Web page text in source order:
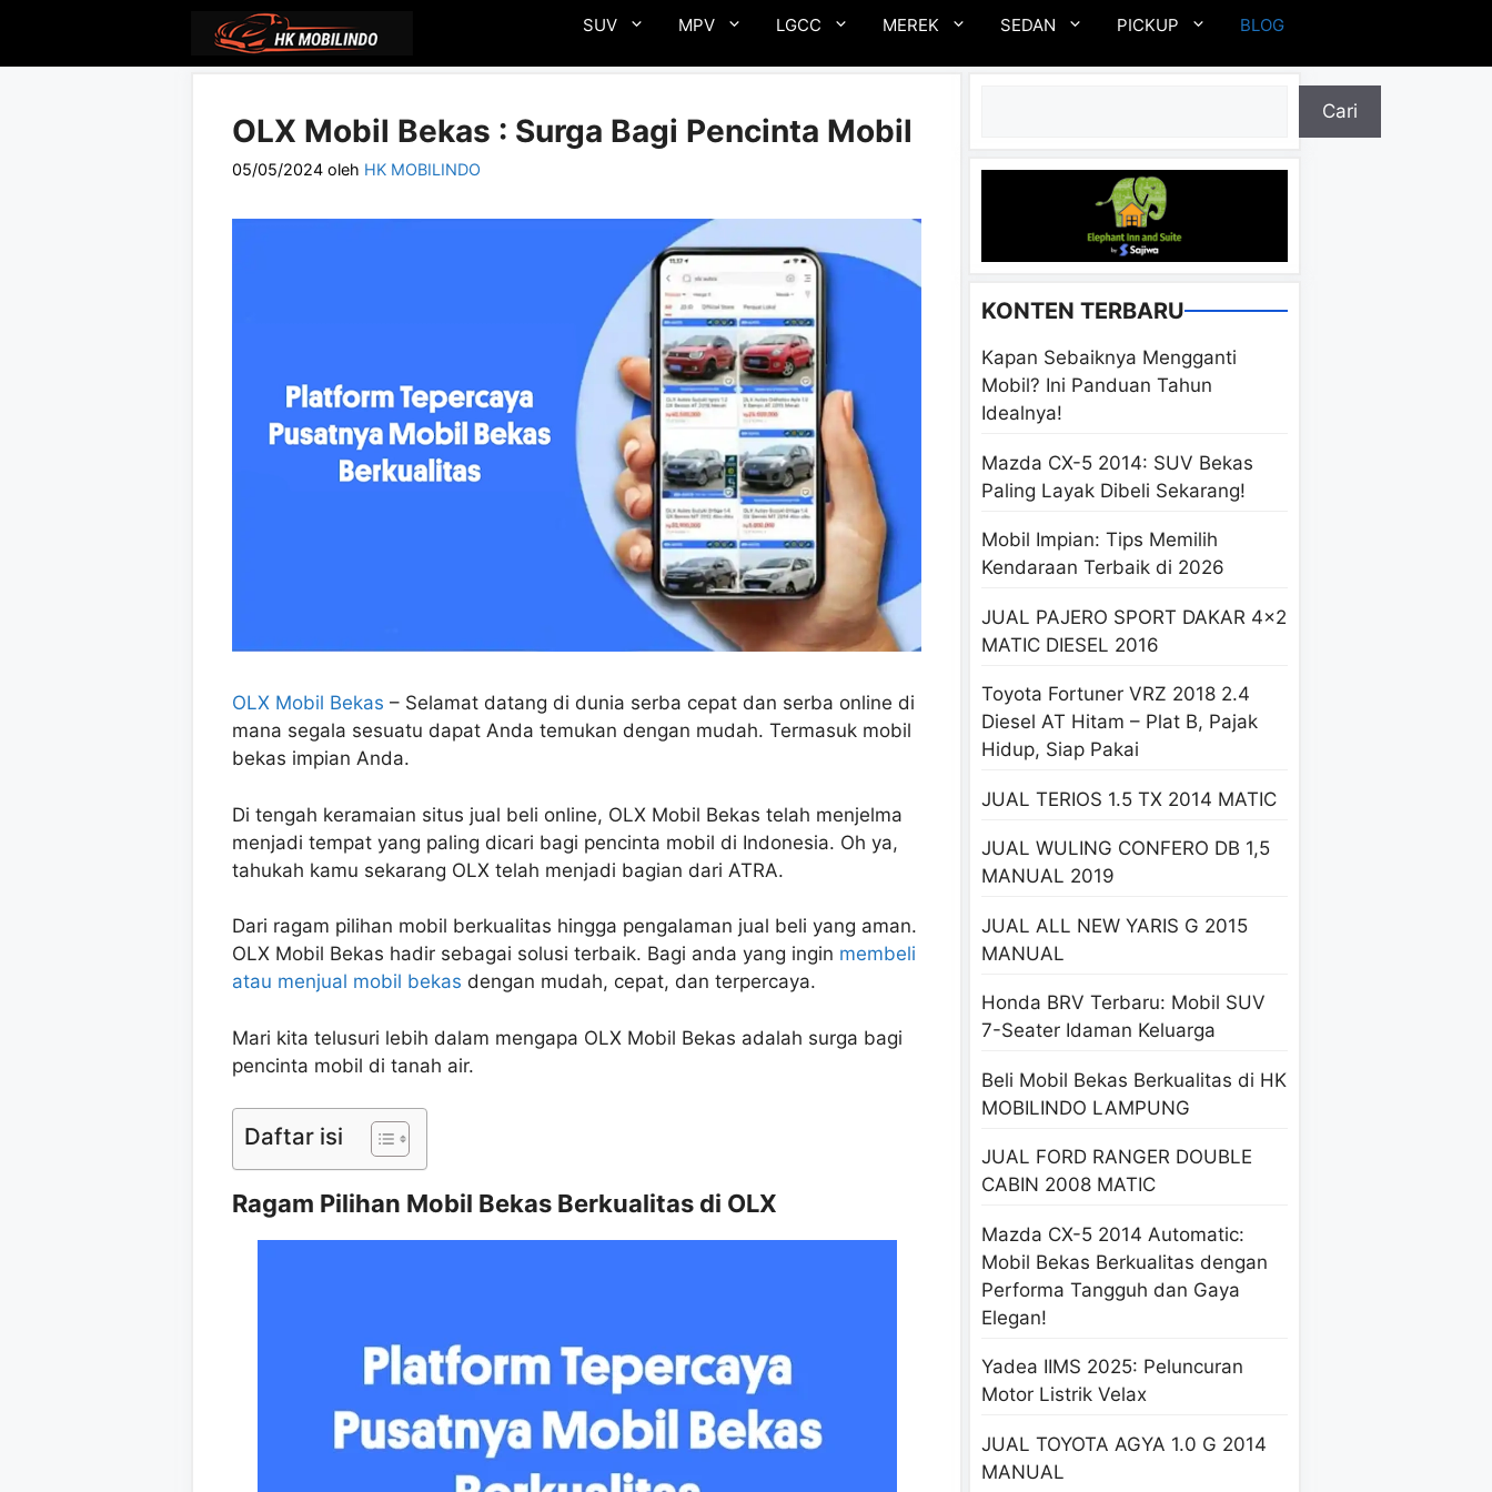
isi
SUV MPV LGCC MEREK SEDAN PICKUP BLOG
OLX Mobil Bekas : Surga Bagi Pencinta Mobil
05/05/2024 oleh HK MOBILINDO
OLX Mobil Bekas – Selamat datang di dunia serba cepat dan serba online di
mana segala sesuatu dapat Anda temukan dengan mudah. Termasuk mobil
bekas impian Anda.
Di tengah keramaian situs jual beli online, OLX Mobil Bekas telah menjelma
menjadi tempat yang paling dicari bagi pencinta mobil di Indonesia. Oh ya,
tahukah kamu sekarang OLX telah menjadi bagian dari ATRA.
Dari ragam pilihan mobil berkualitas hingga pengalaman jual beli yang aman.
OLX Mobil Bekas hadir sebagai solusi terbaik. Bagi anda yang ingin membeli
atau menjual mobil bekas dengan mudah, cepat, dan terpercaya.
Mari kita telusuri lebih dalam mengapa OLX Mobil Bekas adalah surga bagi
pencinta mobil di tanah air.
Daftar isi
Ragam Pilihan Mobil Bekas Berkualitas di OLX
Cari
KONTEN TERBARU
Kapan Sebaiknya Mengganti
Mobil? Ini Panduan Tahun
Idealnya!
Mazda CX-5 2014: SUV Bekas
Paling Layak Dibeli Sekarang!
Mobil Impian: Tips Memilih
Kendaraan Terbaik di 2026
JUAL PAJERO SPORT DAKAR 4×2
MATIC DIESEL 2016
Toyota Fortuner VRZ 2018 2.4
Diesel AT Hitam – Plat B, Pajak
Hidup, Siap Pakai
JUAL TERIOS 1.5 TX 2014 MATIC
JUAL WULING CONFERO DB 1,5
MANUAL 2019
JUAL ALL NEW YARIS G 2015
MANUAL
Honda BRV Terbaru: Mobil SUV
7-Seater Idaman Keluarga
Beli Mobil Bekas Berkualitas di HK
MOBILINDO LAMPUNG
JUAL FORD RANGER DOUBLE
CABIN 2008 MATIC
Mazda CX-5 2014 Automatic:
Mobil Bekas Berkualitas dengan
Performa Tangguh dan Gaya
Elegan!
Yadea IIMS 2025: Peluncuran
Motor Listrik Velax
JUAL TOYOTA AGYA 1.0 G 2014
MANUAL